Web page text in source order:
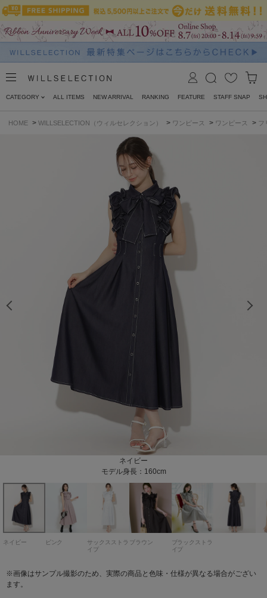
CATEGORY ALL ITEMS NEW ARRIVAL RANKING FEATURE STAFF SNAP
HOME > WILLSELECTION（ウィルセレクション） > ワンピース > ワンピース > フ
ネイビー
モデル身長：160cm
ピンク
モデル身長：166cm
サックスストライプ
モデル身長：160cm
ブラウン
モデル身長：169cm
ブラックストライプ
モデル身長：159cm
モデル身長：160cm
モデル身長：160cm
モデル身長：160cm
モデル身長：166cm
モデル身長：166cm
モデル身長：166cm
モデル身長：166cm
モデル身長：166cm
モデル身長：166cm
モデル身長：160cm
モデル身長：160cm
モデル身長：169cm
モデル身長：169cm
モデル身長：169cm
モデル身長：169cm
モデル身長：169cm
モデル身長：166cm
モデル身長：166cm
モデル身長：166cm
モデル身長：166cm
モデル身長：159cm
モデル身長：159cm
モデル身長：159cm
モデル身長：159cm
ネイビー ピンク
サックスストラ
イプ
ブラウン
ブラックストラ
イプ
※画像はサンプル撮影のため、実際の商品と色味・仕様が異なる場合がござい
ます。